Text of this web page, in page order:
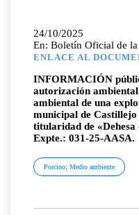
24/10/2025
En: Boletín Oficial de
ENLACE AL
INFORMACIÓN
autorización
ambiental de una
municipal de
titularidad de
Expte.: 031-25-AASA.
Porcino; Medio ambiente